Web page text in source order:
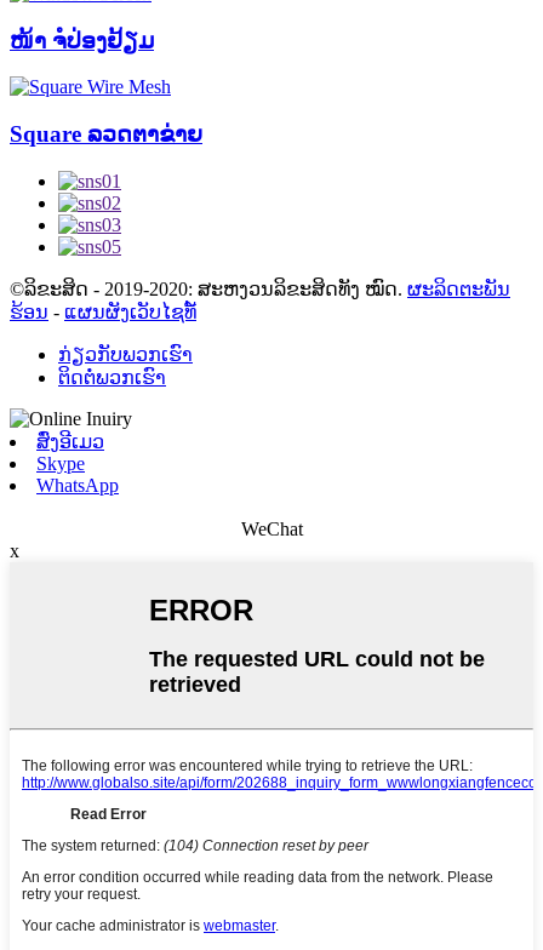
ໜ້າ ຈໍປ່ອງຢ້ຽມ
Square ລວດຕາຂ່າຍ
©ລິຂະສິດ - 2019-2020: ສະຫງວນລິຂະສິດທັງ ໝົດ. ຜະລິດຕະພັນ
ຮ້ອນ - ແຜນຜັງເວັບໄຊທ໌້
ກ່ຽວ​ກັບ​ພວກ​ເຮົາ
ຕິດ​ຕໍ່​ພວກ​ເຮົາ
ສົ່ງອີເມວ
Skype
WhatsApp
WeChat
x